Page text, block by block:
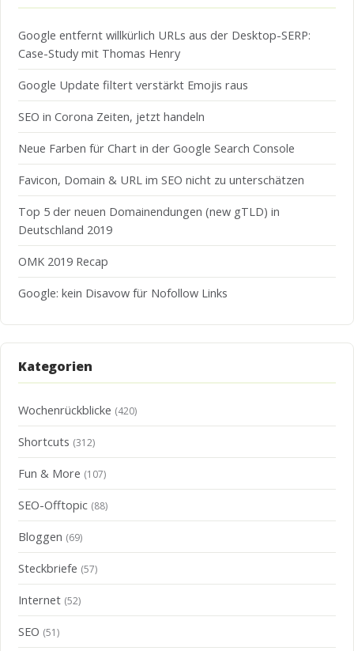
Google entfernt willkürlich URLs aus der Desktop-SERP:
Case-Study mit Thomas Henry
Google Update filtert verstärkt Emojis raus
SEO in Corona Zeiten, jetzt handeln
Neue Farben für Chart in der Google Search Console
Favicon, Domain & URL im SEO nicht zu unterschätzen
Top 5 der neuen Domainendungen (new gTLD) in
Deutschland 2019
OMK 2019 Recap
Google: kein Disavow für Nofollow Links
Kategorien
Wochenrückblicke (420)
Shortcuts (312)
Fun & More (107)
SEO-Offtopic (88)
Bloggen (69)
Steckbriefe (57)
Internet (52)
SEO (51)